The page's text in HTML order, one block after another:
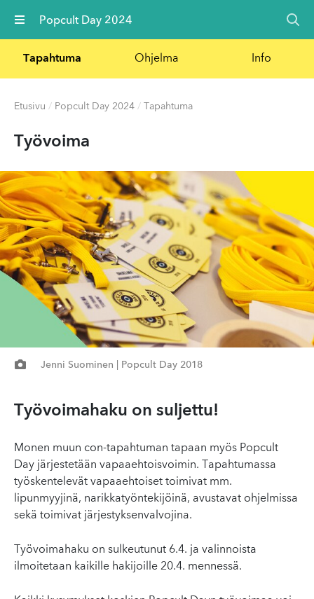
Valikko Popcult Day 2024
Tapahtuma Ohjelma Info
Etusivu / Popcult Day 2024 / Tapahtuma
Työvoima
Jenni Suominen | Popcult Day 2018
Työvoimahaku on suljettu!
Monen muun con-tapahtuman tapaan myös Popcult
Day järjestetään vapaaehtoisvoimin. Tapahtumassa
työskentelevät vapaaehtoiset toimivat mm.
lipunmyyjinä, narikkatyöntekijöinä, avustavat ohjelmissa
sekä toimivat järjestyksenvalvojina.
Työvoimahaku on sulkeutunut 6.4. ja valinnoista
ilmoitetaan kaikille hakijoille 20.4. mennessä.